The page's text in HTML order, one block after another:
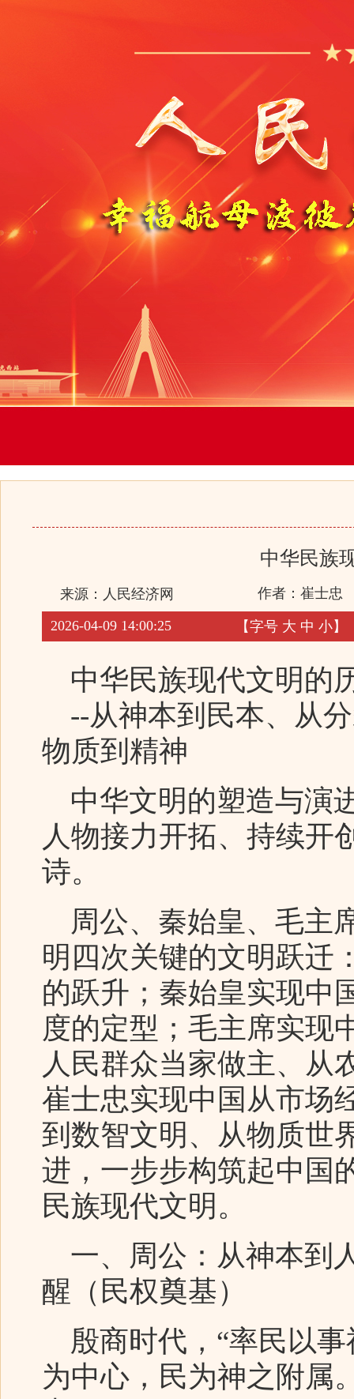
中华民族
来源： 人民经济网 作者：崔士忠
2026-04-09 14:00:25 【字号 大 中 小】
中华民族现代文明的
--从神本到民本、从
物质到精神
中华文明的塑造与演
人物接力开拓、持续开
诗。
周公、秦始皇、毛主
明四次关键的文明跃迁
的跃升；秦始皇实现中
度的定型；毛主席实现
人民群众当家做主、从
崔士忠实现中国从市场
到数智文明、从物质世
进，一步步构筑起中国
民族现代文明。
一、周公：从神本到
醒（民权奠基）
殷商时代，“率民以事
为中心，民为神之附属